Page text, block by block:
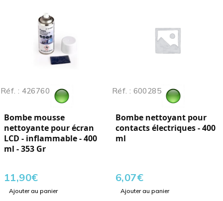
Réf. : 426760
Bombe mousse
nettoyante pour écran
LCD - inflammable - 400
ml - 353 Gr
11,90€
Ajouter au panier
Réf. : 600285
Bombe nettoyant pour
contacts électriques - 400
ml
6,07€
Ajouter au panier